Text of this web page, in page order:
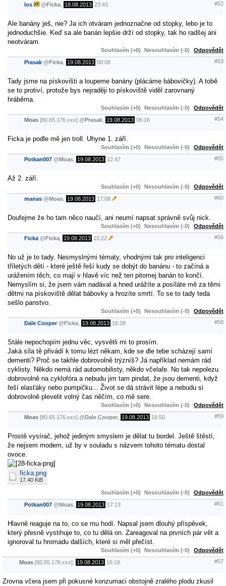
los @Ficka 18.08.2013 23:43 #52
Ale banány ješ, nie? Ja ich otváram jednoznačne od stopky, lebo je to
jednoduchšie. Keď sa ale banán lepšie drží od stopky, tak ho radšej ani
neotváram.
Souhlasím (+0) Nesouhlasím (-0) Odpovědět
Prasak @Ficka 19.08.2013 00:08 #53
Tady jsme na pískovišti a loupeme banány (plácáme bábovičky). A tobě
se to protiví, protože bys nejraději to pískoviště viděl zarovnaný
hráběma.
Souhlasím (+0) Nesouhlasím (-0) Odpovědět
Moas [80.65.176.xxx] @Prasak 19.08.2013 06:16 #54
Ficka je podle mě jen troll. Uhyne 1. září.
Souhlasím (+0) Nesouhlasím (-0) Odpovědět
Potkan007 @Moas 19.08.2013 12:47 #55
Až 2. září.
Souhlasím (+0) Nesouhlasím (-0) Odpovědět
manas @Moas 19.08.2013 17:08 #60
Doufejme že ho tam něco naučí, ani neumí napsat správně svůj nick.
Souhlasím (+0) Nesouhlasím (-0) Odpovědět
Ficka @Ficka 19.08.2013 15:22 #56
No už je to tady. Nesmyslnými tématy, vhodnými tak pro inteligenci
tříletých dětí - které ještě řeší kudy se dobýt do banánu - to začíná a
urážením těch, co mají v hlavě víc než ten pitomej banán to končí.
Nemyslím si, že jsem vám nadával a hned urážíte a posíláte mě za těmi
dětmi na pískoviště dělat bábovky a hrozíte smrtí. To se to tady teda
sešlo panstvo.
Souhlasím (+0) Nesouhlasím (-0) Odpovědět
Dale Cooper @Ficka 19.08.2013 16:39 #58
Stále nepochopím jednu věc, vysvětli mi to prosím.
Jaká síla tě přivádí k tomu lézt někam, kde se dle tebe scházejí samí
dementi? Proč se takhle dobrovolně trýzníš? Já například nemám rád
cyklisty. Někdo nemá rád automobilisty, někdo včelaře. No tak nepolezu
dobrovolně na cyklofóra a nebudu jim tam pindat, že jsou dementi, když
řeší elasťáky nebo pumpičku... Život se dá strávit lépe a nebudu si
dobrovolně plevelit volný čas něčím, co mě sere.
Souhlasím (+0) Nesouhlasím (-0) Odpovědět
Moas [80.65.176.xxx] @Dale Cooper 19.08.2013 16:50 #59
Prostě vysírač, jehož jediným smyslem je dělat tu bordel. Ještě štěstí,
že nejsem modem, už by v souladu s názvem tohoto tématu dostal
ovoce.
ficka.png
17.40 KiB
Souhlasím (+0) Nesouhlasím (-0) Odpovědět
Potkan007 @ Moas 19.08.2013 17:13 #61
Hlavně reaguje na to, co se mu hodí. Napsal jsem dlouhý příspěvek,
který přesně vystihuje to, co tu dělá on. Zareagoval na prvních pár vět a
ignoroval tu hromadu dalších, které si měl přečíst.
Souhlasím (+0) Nesouhlasím (-0) Odpovědět
Moas [80.65.176.xxx], 19.08.2013 16:16 #57
Zrovna včera jsem při pokusné konzumaci obstojně zralého plodu zkusil